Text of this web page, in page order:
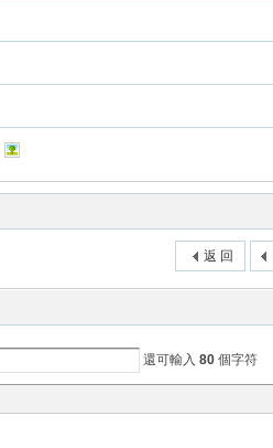
返 回
還可輸入 80 個字符